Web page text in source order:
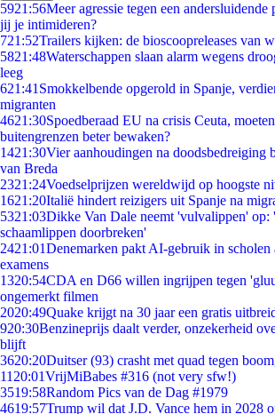
5921:56Meer agressie tegen een
jij je intimideren?
721:52Trailers kijken: de bioscoopreleases van
5821:48Waterschappen slaan alarm wegens
leeg
621:41 Smokkelbende opgerold in Spanje,
migranten
4621:30Spoedberaad EU na crisis Ceuta,
buitengrenzen beter bewaken?
1421:30Vier aanhoudingen na doodsbedreiging
van Breda
2321:24Voedselprijzen wereldwijd op hoogste
1621:20Italië hindert reizigers uit Spanje na
5321:03Dikke Van Dale neemt 'vulvalippen' op:
schaamlippen doorbreken'
2421:01Denemarken pakt AI-gebruik in scholen
examens
1320:54CDA en D66 willen ingrijpen tegen
ongemerkt filmen
2020:49Quake krijgt na 30 jaar een gratis
920:30Benzineprijs daalt verder, onzekerheid
blijft
3620:20Duitser (93) crasht met quad tegen
11 20:01VrijMiBabes #316 (not very sfw!)
3519:58Random Pics van de Dag #1979
4619:57Trump wil dat J.D. Vance hem in 2028